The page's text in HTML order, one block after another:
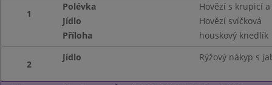
1
Polévka
Hovězí s krupicí
Jídlo
Hovězí svíčková
Příloha
houskový knedlík
2
Jídlo Rýžový nákyp s